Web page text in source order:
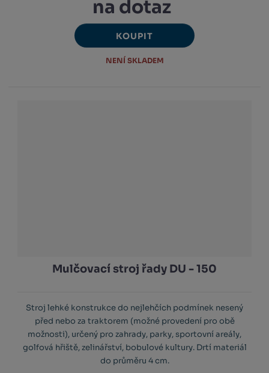
na dotaz
KOUPIT
NENÍ SKLADEM
Mulčovací stroj řady DU - 150
Stroj lehké konstrukce do nejlehčích podmínek nesený
před nebo za traktorem (možné provedení pro obě
možnosti), určený pro zahrady, parky, sportovní areály,
golfová hřiště, zelinářství, bobulové kultury. Drtí materiál
do průměru 4 cm.